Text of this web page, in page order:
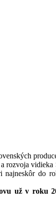
rozvoja
najneskôr do
už v roku